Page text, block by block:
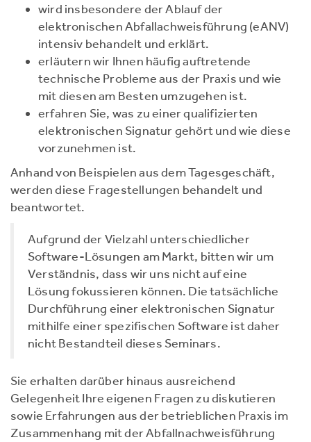
wird insbesondere der Ablauf der
elektronischen Abfallachweisführung (eANV)
intensiv behandelt und erklärt.
erläutern wir Ihnen häufig auftretende
technische Probleme aus der Praxis und wie
mit diesen am Besten umzugehen ist.
erfahren Sie, was zu einer qualifizierten
elektronischen Signatur gehört und wie diese
vorzunehmen ist.
Anhand von Beispielen aus dem Tagesgeschäft,
werden diese Fragestellungen behandelt und
beantwortet.
Aufgrund der Vielzahl unterschiedlicher
Software-Lösungen am Markt, bitten wir um
Verständnis, dass wir uns nicht auf eine
Lösung fokussieren können. Die tatsächliche
Durchführung einer elektronischen Signatur
mithilfe einer spezifischen Software ist daher
nicht Bestandteil dieses Seminars.
Sie erhalten darüber hinaus ausreichend
Gelegenheit Ihre eigenen Fragen zu diskutieren
sowie Erfahrungen aus der betrieblichen Praxis im
Zusammenhang mit der Abfallnachweisführung